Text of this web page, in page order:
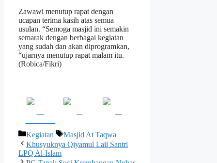
Zawawi menutup rapat dengan
ucapan terima kasih atas semua
usulan. “Semoga masjid ini semakin
semarak dengan berbagai kegiatan
yang sudah dan akan diprogramkan,
“ujarnya menutup rapat malam itu.
(Robica/Fikri)
Kategori
Kegiatan Tag
Masjid At Taqwa
Khusyuknya Qiyamul Lail Santri
LPQ Al-Islam